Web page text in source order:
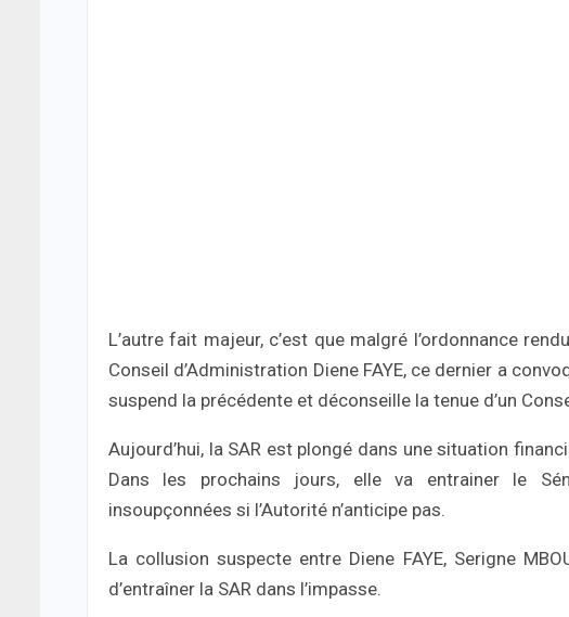
L’autre fait majeur, c’est que malgré l’ordonnance
Conseil d’Administration Diene FAYE, ce dernier a
suspend la précédente et déconseille la tenue d’un
Aujourd’hui, la SAR est plongé dans une situation
Dans les prochains jours, elle va entrainer le
insoupçonnées si l’Autorité n’anticipe pas.
La collusion suspecte entre Diene FAYE, Serigne
d’entraîner la SAR dans l’impasse.